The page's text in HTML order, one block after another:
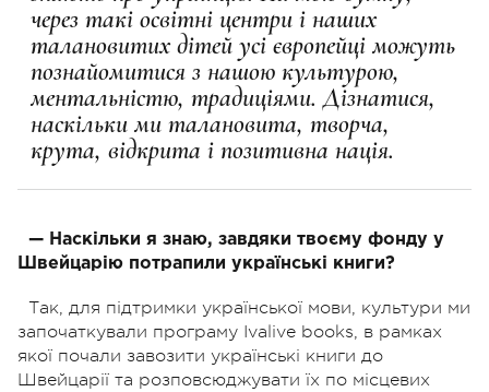
через такі освітні центри і наших
талановитих дітей усі європейці можуть
познайомитися з нашою культурою,
ментальністю, традиціями. Дізнатися,
наскільки ми талановита, творча,
крута, відкрита і позитивна нація.
— Наскільки я знаю, завдяки твоєму фонду у
Швейцарію потрапили українські книги?
Так, для підтримки української мови, культури ми
започаткували програму Ivalive books, в рамках
якої почали завозити українські книги до
Швейцарії та розповсюджувати їх по місцевих